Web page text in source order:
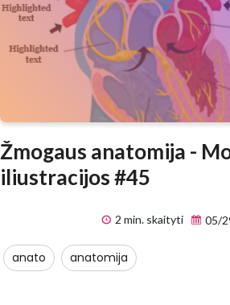
Žmogaus anatomija -
iliustracijos #45
2 min. skaityti 05/
anato anatomija